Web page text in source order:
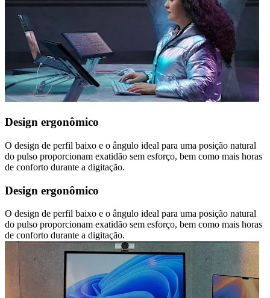
Design ergonômico
O design de perfil baixo e o ângulo ideal para uma posição natural
do pulso proporcionam exatidão sem esforço, bem como mais horas
de conforto durante a digitação.
Design ergonômico
O design de perfil baixo e o ângulo ideal para uma posição natural
do pulso proporcionam exatidão sem esforço, bem como mais horas
de conforto durante a digitação.